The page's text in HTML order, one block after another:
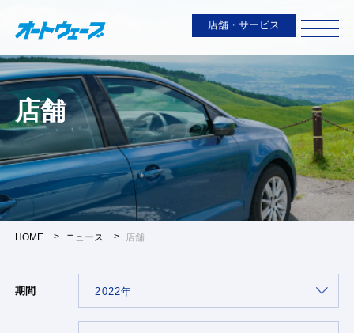
店舗・サービス
店舗
HOME ニュース 店舗
期間